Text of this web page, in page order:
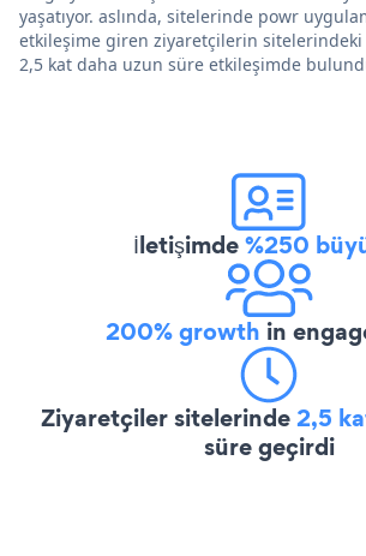
yaşatıyor. aslında, sitelerinde powr
etkileşime giren ziyaretçilerin
2,5 kat daha uzun süre etkileşimde
İletişimde%250
200% growth in
Ziyaretçiler sitelerinde2,5
süre geçirdi